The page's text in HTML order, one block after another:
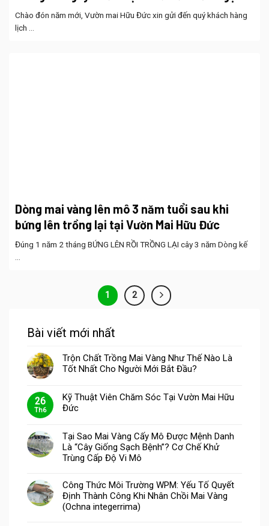
Chào đón năm mới, Vườn mai Hữu Đức xin gửi đến quý khách hàng
lịch ...
Dòng mai vàng lên mô 3 năm tuổi sau khi
bứng lên trồng lại tại Vườn Mai Hữu Đức
Đúng 1 năm 2 tháng BỨNG LÊN RỒI TRỒNG LẠI cây 3 năm Dòng kế
1 2
Bài viết mới nhất
Trộn Chất Trồng Mai Vàng Như Thế Nào Là
Tốt Nhất Cho Người Mới Bắt Đầu?
26
Th6
Kỹ Thuật Viên Chăm Sóc Tại Vườn Mai Hữu
Đức
Tại Sao Mai Vàng Cấy Mô Được Mệnh Danh
Là “Cây Giống Sạch Bệnh”? Cơ Chế Khử
Trùng Cấp Độ Vi Mô
Công Thức Môi Trường WPM: Yếu Tố Quyết
Định Thành Công Khi Nhân Chồi Mai Vàng
(Ochna integerrima)